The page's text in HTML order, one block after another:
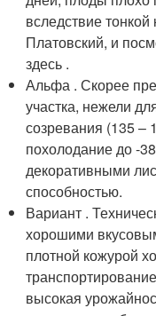
вследствие
Платовский, и
здесь .
Альфа . Скорее
участка, нежели
созревания (135 –
похолодание до -
декоративными
способностью.
Вариант .
хорошими
плотной кожурой
высокая